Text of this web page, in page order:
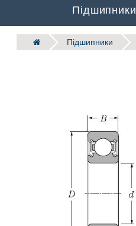
Підшипники
Підшипники